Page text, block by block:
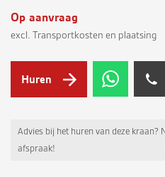
Op aanvraag
excl. Transportkosten en plaatsing
Huren
Advies bij het huren van deze kraan?
afspraak!